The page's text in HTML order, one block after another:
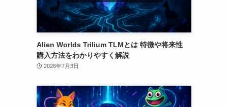
Alien Worlds Trilium TLMとは 特徴や将来性
購入方法をわかりやすく解説
2026年7月3日